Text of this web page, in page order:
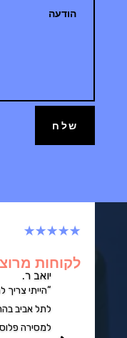
שלח
★★★★★
לקוחות
יואב ר.
“הייתי
לתל אביב
למסירה